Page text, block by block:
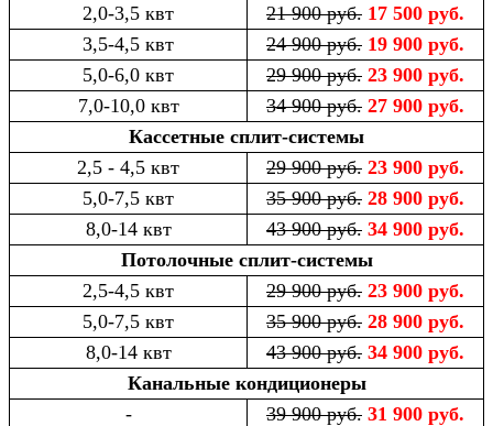
2,0-3,5 квт
21 900 руб. 17 500 руб.
3,5-4,5 квт
24 900 руб. 19 900 руб.
5,0-6,0 квт
29 900 руб. 23 900 руб.
7,0-10,0 квт
34 900 руб. 27 900 руб.
Кассетные сплит-системы
2,5 - 4,5 квт
29 900 руб. 23 900 руб.
5,0-7,5 квт
35 900 руб. 28 900 руб.
8,0-14 квт
43 900 руб. 34 900 руб.
Потолочные сплит-системы
2,5-4,5 квт
29 900 руб. 23 900 руб.
5,0-7,5 квт
35 900 руб. 28 900 руб.
8,0-14 квт
43 900 руб. 34 900 руб.
Канальные кондиционеры
-
39 900 руб. 31 900 руб.